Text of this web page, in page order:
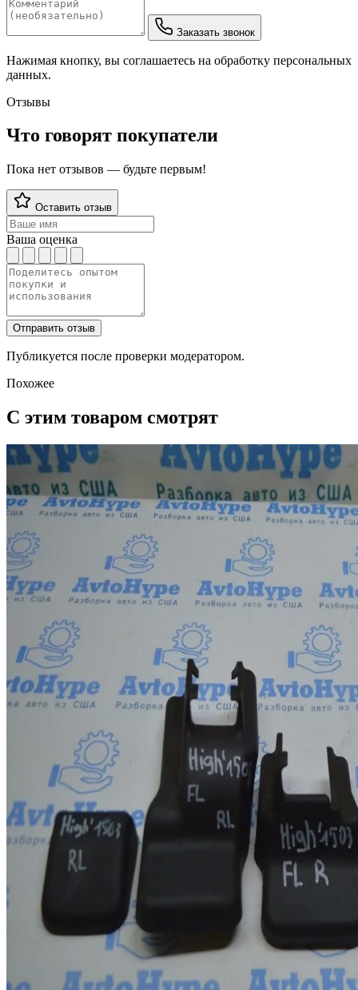
Заказать звонок
Нажимая кнопку, вы соглашаетесь на обработку персональных
данных.
Отзывы
Что говорят покупатели
Пока нет отзывов — будьте первым!
Оставить отзыв
Ваша оценка
Отправить отзыв
Публикуется после проверки модератором.
Похожее
С этим товаром смотрят